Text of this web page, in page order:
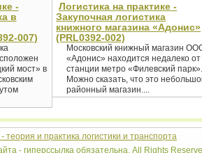
-
в
007)
мост» в
Логистика на практике -
Закупочная логистика
книжного магазина «Адонис»
(PRL0392-002)
Московский книжный магазин
«Адонис» находится недалеко от
станции метро «Филевский парк».
Можно сказать, что это
районный магазин....
теория и практика логистики и транспорта
- гиперссылка обязательна. All Rights